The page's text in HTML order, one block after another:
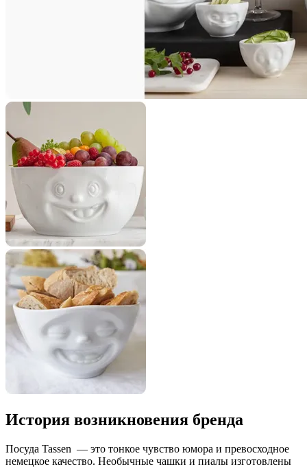
История возникновения бренда
Посуда Tassen — это тонкое чувство юмора и превосходное
немецкое качество. Необычные чашки и пиалы изготовлены